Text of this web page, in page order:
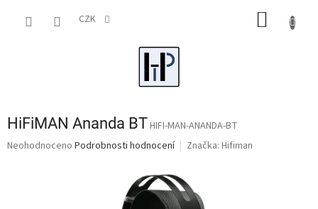
CZK
HiFiMAN Ananda BTHIFI-MAN-ANANDA-BT
Průměrné
Neohodnoceno Podrobnosti hodnocení Značka: Hifiman